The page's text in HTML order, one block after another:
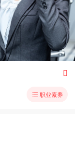

 职业素养